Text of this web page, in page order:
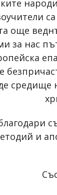
още
за нас
средище
и